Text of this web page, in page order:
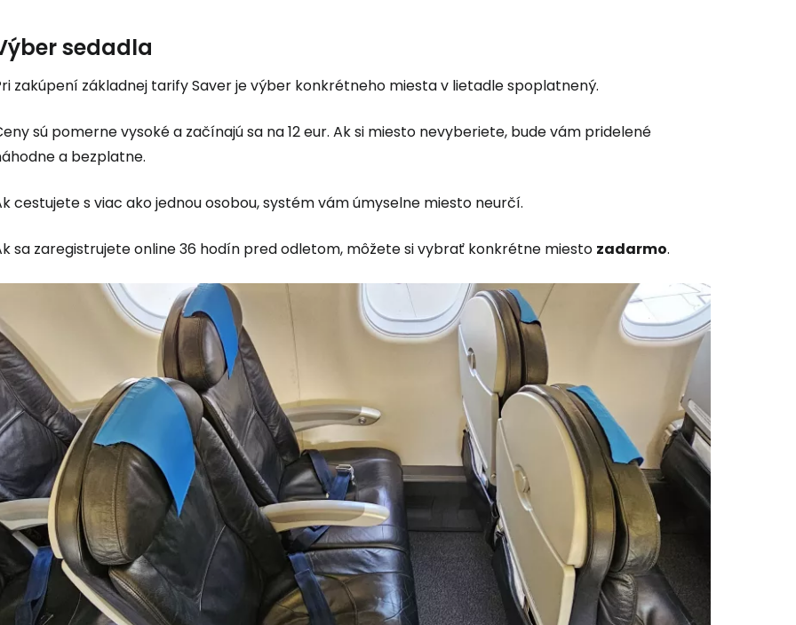
sedadla
zakúpení základnej tarify Saver je výber konkrétneho miesta v lietadle spoplatnený.
sú pomerne vysoké a začínajú sa na 12 eur. Ak si miesto nevyberiete, bude vám pridelené
a bezplatne.
cestujete s viac ako jednou osobou, systém vám úmyselne miesto neurčí.
sa zaregistrujete online 36 hodín pred odletom, môžete si vybrať konkrétne miesto zadarmo.